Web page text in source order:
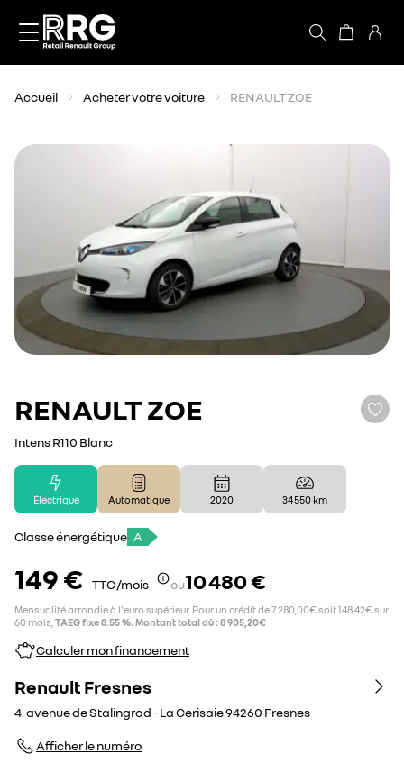
Accueil Acheter votre voiture RENAULT ZOE
RENAULTZOE
Intens R110 Blanc
Électrique Automatique 2020 34 550 km
Classe énergétique A
149 € TTC /mois ou10 480 €
Mensualité arrondie à l'euro supérieur. Pour un crédit de 7 280,00€ soit 148,42€ sur
60 mois, TAEG fixe 8.55 %. Montant total dû : 8 905,20€
Calculer mon financement
Renault Fresnes
4. avenue de Stalingrad - La Cerisaie94260 Fresnes
Afficher le numéro